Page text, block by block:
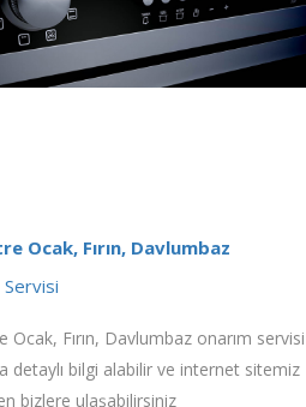
Ocak, Fırın, Davlumbaz
Servisi
Ocak, Fırın, Davlumbaz onarım servisi
detaylı bilgi alabilir ve internet sitemiz
bizlere ulaşabilirsiniz